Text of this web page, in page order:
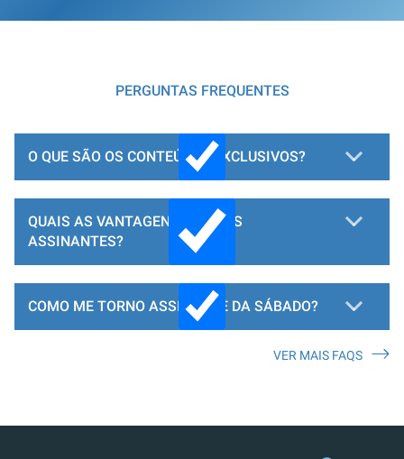
PERGUNTAS FREQUENTES
O QUE SÃO OS CONTEÚDOS EXCLUSIVOS?
QUAIS AS VANTAGENS PARA OS
ASSINANTES?
COMO ME TORNO ASSINANTE DA SÁBADO?
VER MAIS FAQS